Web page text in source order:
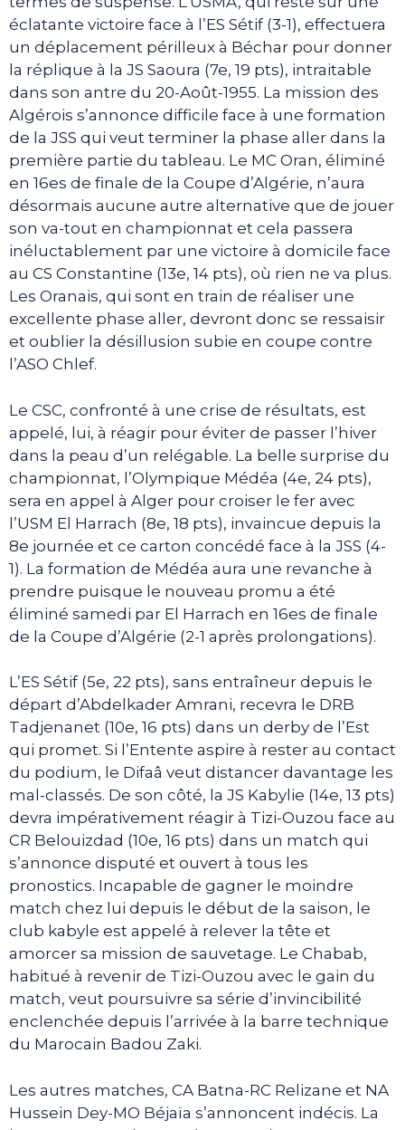
éclatante victoire face à l’ES Sétif (3-1), effectuera
un déplacement périlleux à Béchar pour donner
la réplique à la JS Saoura (7e, 19 pts), intraitable
dans son antre du 20-Août-1955. La mission des
Algérois s’annonce difficile face à une formation
de la JSS qui veut terminer la phase aller dans la
première partie du tableau. Le MC Oran, éliminé
en 16es de finale de la Coupe d’Algérie, n’aura
désormais aucune autre alternative que de jouer
son va-tout en championnat et cela passera
inéluctablement par une victoire à domicile face
au CS Constantine (13e, 14 pts), où rien ne va plus.
Les Oranais, qui sont en train de réaliser une
excellente phase aller, devront donc se ressaisir
et oublier la désillusion subie en coupe contre
l’ASO Chlef.
Le CSC, confronté à une crise de résultats, est
appelé, lui, à réagir pour éviter de passer l’hiver
dans la peau d’un relégable. La belle surprise du
championnat, l’Olympique Médéa (4e, 24 pts),
sera en appel à Alger pour croiser le fer avec
l’USM El Harrach (8e, 18 pts), invaincue depuis la
8e journée et ce carton concédé face à la JSS (4-
1). La formation de Médéa aura une revanche à
prendre puisque le nouveau promu a été
éliminé samedi par El Harrach en 16es de finale
de la Coupe d’Algérie (2-1 après prolongations).
L’ES Sétif (5e, 22 pts), sans entraîneur depuis le
départ d’Abdelkader Amrani, recevra le DRB
Tadjenanet (10e, 16 pts) dans un derby de l’Est
qui promet. Si l’Entente aspire à rester au contact
du podium, le Difaâ veut distancer davantage les
mal-classés. De son côté, la JS Kabylie (14e, 13 pts)
devra impérativement réagir à Tizi-Ouzou face au
CR Belouizdad (10e, 16 pts) dans un match qui
s’annonce disputé et ouvert à tous les
pronostics. Incapable de gagner le moindre
match chez lui depuis le début de la saison, le
club kabyle est appelé à relever la tête et
amorcer sa mission de sauvetage. Le Chabab,
habitué à revenir de Tizi-Ouzou avec le gain du
match, veut poursuivre sa série d’invincibilité
enclenchée depuis l’arrivée à la barre technique
du Marocain Badou Zaki.
Les autres matches, CA Batna-RC Relizane et NA
Hussein Dey-MO Béjaïa s’annoncent indécis. La